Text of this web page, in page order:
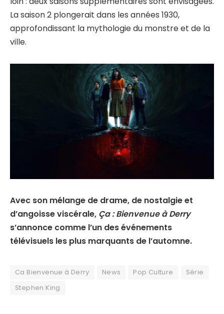
La saison 2 plongerait dans les années 1930,
approfondissant la mythologie du monstre et de la
ville.
Avec son mélange de drame, de nostalgie et
d’angoisse viscérale, Ça : Bienvenue à Derry
s’annonce comme l’un des événements
télévisuels les plus marquants de l’automne.
Ca Bienvenue à Derry News Pop Culture
Série
Stephen King